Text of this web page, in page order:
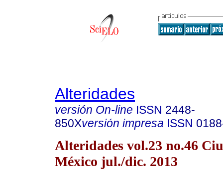
Alteridades
versión On-line ISSN 2448-
850Xversión impresa ISSN
Alteridades vol.23 no.46
México jul./dic. 2013